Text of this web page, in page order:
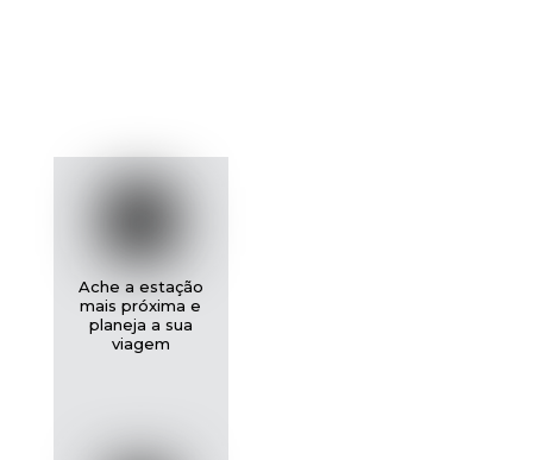
Ache a estação
mais próxima e
planeja a sua
viagem